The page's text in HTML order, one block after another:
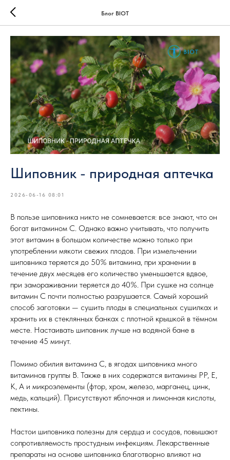
Блог BIOT
Шиповник - природная аптечка
2026-06-16 08:01
В пользе шиповника никто не сомневается: все знают, что он
богат витамином С. Однако важно учитывать, что получить
этот витамин в большом количестве можно только при
употреблении мякоти свежих плодов. При измельчении
шиповника теряется до 50% витамина, при хранении в
течение двух месяцев его количество уменьшается вдвое,
при замораживании теряется до 40%. При сушке на солнце
витамин С почти полностью разрушается. Самый хороший
способ заготовки — сушить плоды в специальных сушилках и
хранить их в стеклянных банках с плотной крышкой в тёмном
месте. Настаивать шиповник лучше на водяной бане в
течение 45 минут.
Помимо обилия витамина С, в ягодах шиповника много
витаминов группы В. Также в них содержатся витамины РР, Е,
К, А и микроэлементы (фтор, хром, железо, марганец, цинк,
медь, кальций). Присутствуют яблочная и лимонная кислоты,
пектины.
Настои шиповника полезны для сердца и сосудов, повышают
сопротивляемость простудным инфекциям. Лекарственные
препараты на основе шиповника благотворно влияют на